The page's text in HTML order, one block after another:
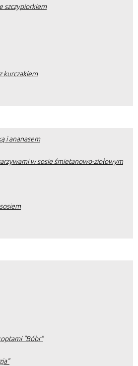
szczypiorkiem
kurczakiem
i ananasem
w sosie śmietanowo-ziołowym
"Bóbr"